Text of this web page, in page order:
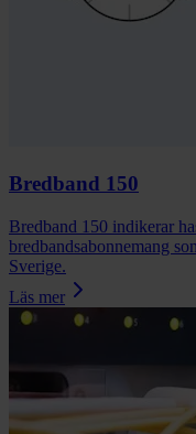
Bredband 150
Bredband 150 indikerar
bredbandsabonnemang
Sverige.
Läs mer